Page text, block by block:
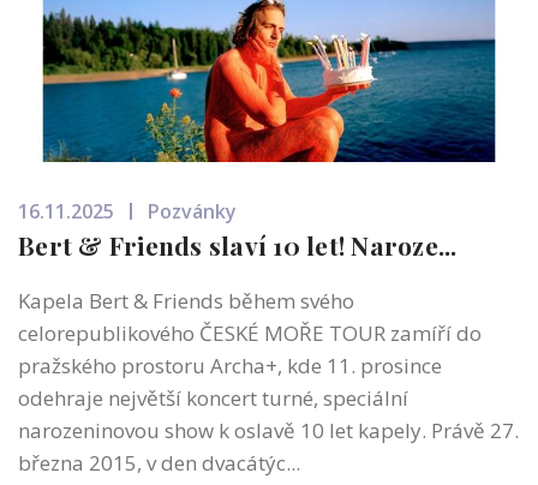
16.11.2025 Pozvánky
Bert & Friends slaví 10 let! Naroze...
Kapela Bert & Friends během svého
celorepublikového ČESKÉ MOŘE TOUR zamíří do
pražského prostoru Archa+, kde 11. prosince
odehraje největší koncert turné, speciální
narozeninovou show k oslavě 10 let kapely. Právě 27.
března 2015, v den dvacátýc...